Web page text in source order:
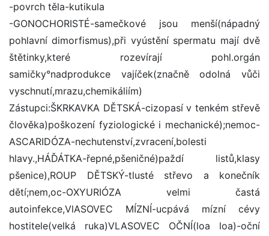
-povrch těla-kutikula
-GONOCHORISTÉ-samečkové jsou menší(nápadný
pohlavní dimorfismus),při vyústění spermatu mají dvě
štětinky,které rozevírají pohl.orgán
samičky°nadprodukce vajíček(značně odolná vůči
vyschnutí,mrazu,chemikáliím)
Zástupci:ŠKRKAVKA DĚTSKÁ-cizopasí v tenkém střevě
člověka)poškození fyziologické i mechanické);nemoc-
ASCARIDÓZA-nechutenství,zvracení,bolesti
hlavy.,HÁĎÁTKA-řepné,pšeničné)paždí listů,klasy
pšenice),ROUP DĚTSKÝ-tlusté střevo a konečník
dětí;nem,oc-OXYURIÓZA velmi častá
autoinfekce,VlASOVEC MÍZNÍ-ucpává mízní cévy
hostitele(velká ruka)VLASOVEC OČNÍ(loa loa)-oční